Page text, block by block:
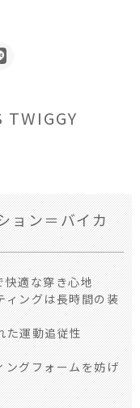
ョン＝バイカ
適な穿き心地
ングは長時間の装
た運動追従性
グフォームを妨げ